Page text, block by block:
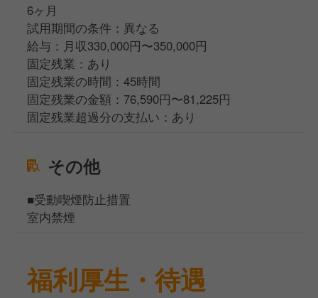
6ヶ月
試用期間の条件：異なる
給与：月収330,000円〜350,000円
固定残業：あり
固定残業の時間：45時間
固定残業の金額：76,590円〜81,225円
固定残業超過分の支払い：あり
その他
■受動喫煙防止措置
室内禁煙
福利厚生・待遇